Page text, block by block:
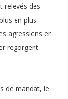
relevés des
en plus
agressions en
regorgent
de mandat, le